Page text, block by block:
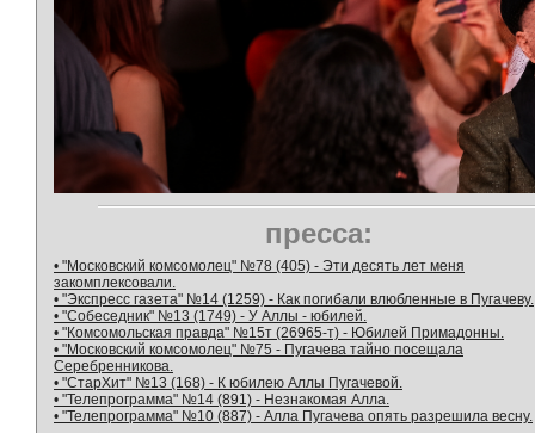
пресса:
• "Московский комсомолец" №78 (405) - Эти десять лет меня
закомплексовали.
• "Экспресс газета" №14 (1259) - Как погибали влюбленные в Пугачеву.
• "Собеседник" №13 (1749) - У Аллы - юбилей.
• "Комсомольская правда" №15т (26965-т) - Юбилей Примадонны.
• "Московский комсомолец" №75 - Пугачева тайно посещала
Серебренникова.
• "СтарХит" №13 (168) - К юбилею Аллы Пугачевой.
• "Телепрограмма" №14 (891) - Незнакомая Алла.
• "Телепрограмма" №10 (887) - Алла Пугачева опять разрешила весну.